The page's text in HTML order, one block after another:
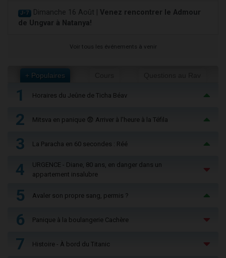
J-7 Dimanche 16 Août | Venez rencontrer le Admour
de Ungvar à Natanya!
Voir tous les événements à venir
+ Populaires
1 Horaires du Jeûne de Ticha Béav
2 Mitsva en panique 😨 Arriver à l'heure à la Téfila
3 La Paracha en 60 secondes : Réé
4
URGENCE - Diane, 80 ans, en danger dans un
appartement insalubre
5 Avaler son propre sang, permis ?
6 Panique à la boulangerie Cachère
7 Histoire - À bord du Titanic